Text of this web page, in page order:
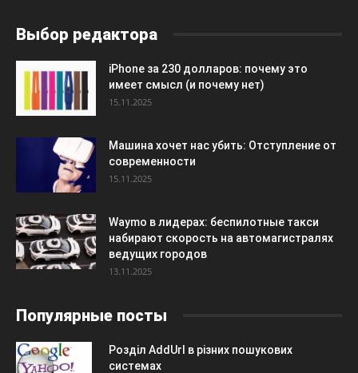
Выбор редактора
iPhone за 230 долларов: почему это
имеет смысл (и почему нет)
15.11.2025
Машина хочет нас убить: Отступление от
современности
15.11.2025
Waymo в лидерах: беспилотные такси
набирают скорость на автомагистралях
ведущих городов
13.11.2025
Популярные посты
Розділ AddUrl в різних пошукових
системах